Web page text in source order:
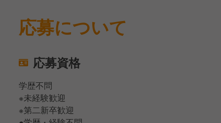
応募について
応募資格
学歴不問
※未経験歓迎
※第二新卒歓迎